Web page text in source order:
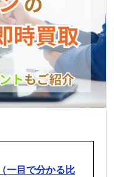
一目で分かる比